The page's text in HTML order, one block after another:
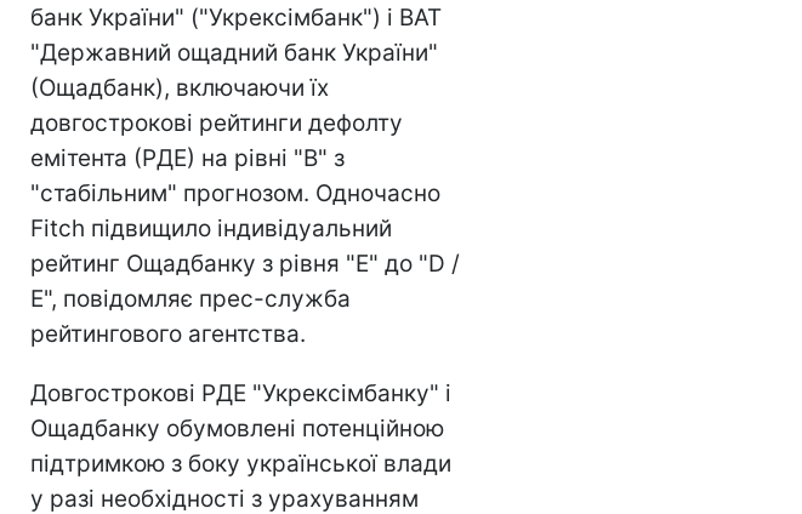
банк України" ("Укрексімбанк") і ВАТ
"Державний ощадний банк України"
(Ощадбанк), включаючи їх
довгострокові рейтинги дефолту
емітента (РДЕ) на рівні "B" з
"стабільним" прогнозом. Одночасно
Fitch підвищило індивідуальний
рейтинг Ощадбанку з рівня "E" до "D /
E", повідомляє прес-служба
рейтингового агентства.
Довгострокові РДЕ "Укрексімбанку" і
Ощадбанку обумовлені потенційною
підтримкою з боку української влади
у разі необхідності з урахуванням